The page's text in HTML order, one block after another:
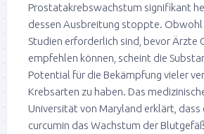
Prostatakrebswachstum signifikant
dessen Ausbreitung stoppte. Obwohl
Studien erforderlich sind, bevor Ärzte
empfehlen können, scheint die
Potential für die Bekämpfung vieler
Krebsarten zu haben. Das
Universität von Maryland erklärt, dass
curcumin das Wachstum der